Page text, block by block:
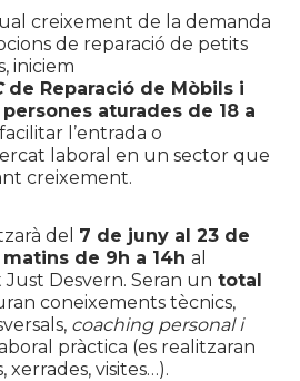
creixement de la demanda
de reparació de petits
iniciem
de Reparació de Mòbils i
aturades de 18 a
l’entrada o
laboral en un sector que
creixement.
del 7 de juny al 23 de
de 9h a 14h al
Desvern. Seran un total
coneixements tècnics,
coaching personal i
pràctica (es realitzaran
xerrades, visites…).